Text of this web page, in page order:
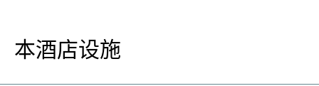
本酒店设施